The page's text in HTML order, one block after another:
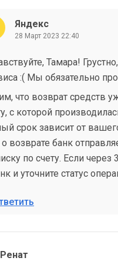
Яндекс
28 Март 2023 22:40
Тамара!
:( Мы обязательно
что возврат средств
с которой
срок зависит от
возврате банк
по счету. Если через
и уточните статус
Ренат